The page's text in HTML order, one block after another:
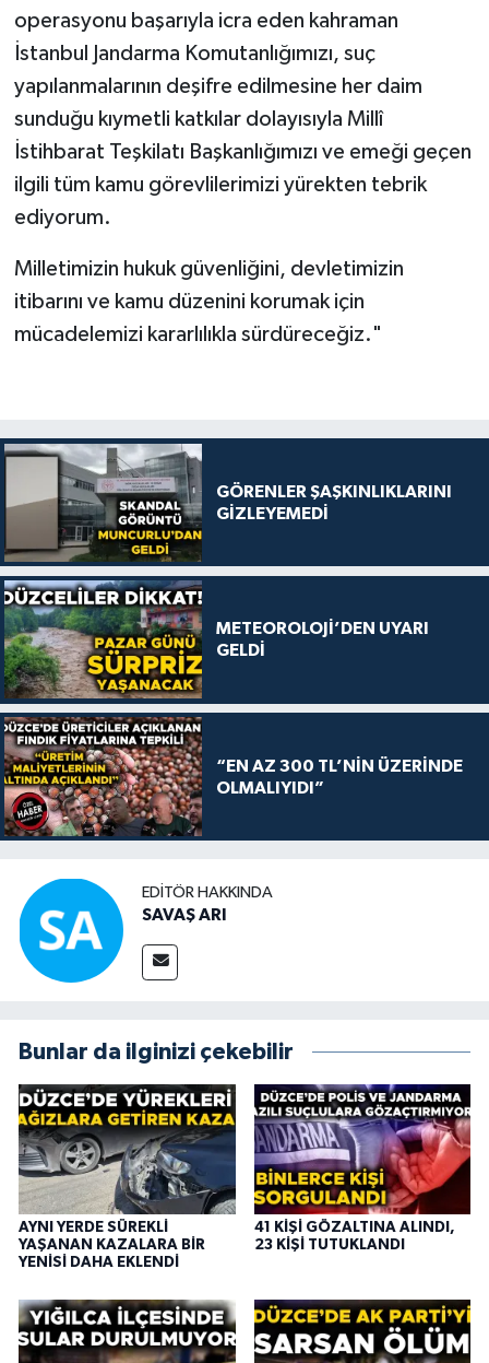
operasyonu başarıyla icra eden kahraman
İstanbul Jandarma Komutanlığımızı, suç
yapılanmalarının deşifre edilmesine her daim
sunduğu kıymetli katkılar dolayısıyla Millî
İstihbarat Teşkilatı Başkanlığımızı ve emeği geçen
ilgili tüm kamu görevlilerimizi yürekten tebrik
ediyorum.
Milletimizin hukuk güvenliğini, devletimizin
itibarını ve kamu düzenini korumak için
mücadelemizi kararlılıkla sürdüreceğiz."
GÖRENLER ŞAŞKINLIKLARINI
GİZLEYEMEDİ
METEOROLOJİ’DEN UYARI
GELDİ
“EN AZ 300 TL’NİN ÜZERİNDE
OLMALIYIDI”
EDITÖR HAKKINDA
SAVAŞ ARI
Bunlar da ilginizi çekebilir
AYNI YERDE SÜREKLİ
YAŞANAN KAZALARA BİR
YENİSİ DAHA EKLENDİ
41 KİŞİ GÖZALTINA ALINDI,
23 KİŞİ TUTUKLANDI